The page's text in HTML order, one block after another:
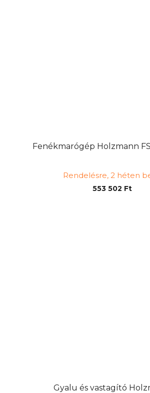
Fenékmarógép Holzmann
Rendelésre, 2 héten
553 502 Ft
Gyalu és vastagító